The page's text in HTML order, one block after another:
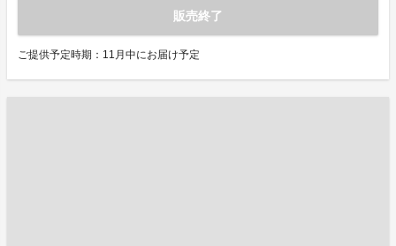
販売終了
ご提供予定時期：11月中にお届け予定